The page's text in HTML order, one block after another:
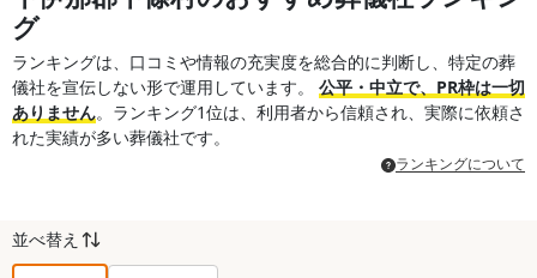
グ
ランキングは、口コミや情報の充実度を総合的に判断し、特定の葬
儀社を宣伝しない形で運用しています。 公平・中立で、PR枠は一切
ありません。ランキング1位は、利用者から信頼され、実際に依頼さ
れた実績が多い葬儀社です。
ランキングについて
並べ替え